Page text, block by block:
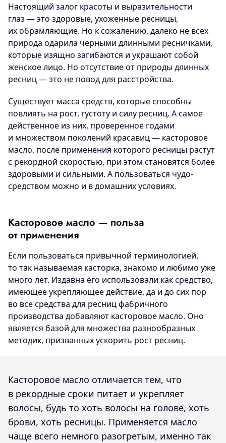
Настоящий залог красоты и выразительности
глаз — это здоровые, ухоженные ресницы,
их обрамляющие. Но к сожалению, далеко не всех
природа одарила черными длинными ресничками,
которые изящно загибаются и украшают собой
женское лицо. Но отсутствие от природы длинных
ресниц — это не повод для расстройства.
Существует масса средств, которые способны
повлиять на рост, густоту и силу ресниц. А самое
действенное из них, проверенное годами
и множеством поколений красавиц — касторовое
масло, после применения которого ресницы растут
с рекордной скоростью, при этом становятся более
здоровыми и сильными. А пользоваться чудо-
средством можно и в домашних условиях.
Касторовое масло — польза
от применения
Если пользоваться привычной терминологией,
то так называемая касторка, знакомо и любимо уже
много лет. Издавна его использовали как средство,
имеющее укрепляющее действие, да и до сих пор
во все средства для ресниц фабричного
производства добавляют касторовое масло. Оно
является базой для множества разнообразных
методик, призванных ускорить рост ресниц.
Касторовое масло отличается тем, что
в рекордные сроки питает и укрепляет
волосы, будь то хоть волосы на голове, хоть
брови, хоть ресницы. Применяется масло
чаще всего немного разогретым, именно так